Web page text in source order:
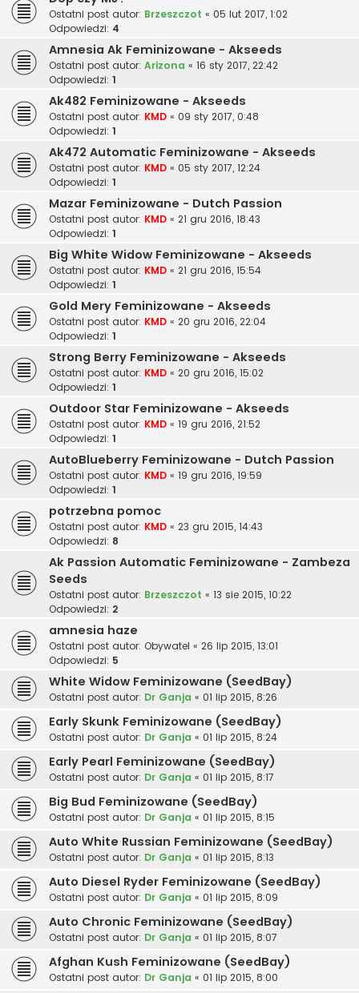
Ostatni post autor: Brzeszczot « 05 lut 2017, 1:02
Odpowiedzi: 4
Amnesia Ak Feminizowane - Akseeds
Ostatni post autor: Arizona « 16 sty 2017, 22:42
Odpowiedzi: 1
Ak482 Feminizowane - Akseeds
Ostatni post autor: KMD « 09 sty 2017, 0:48
Odpowiedzi: 1
Ak472 Automatic Feminizowane - Akseeds
Ostatni post autor: KMD « 05 sty 2017, 12:24
Odpowiedzi: 1
Mazar Feminizowane - Dutch Passion
Ostatni post autor: KMD « 21 gru 2016, 18:43
Odpowiedzi: 1
Big White Widow Feminizowane - Akseeds
Ostatni post autor: KMD « 21 gru 2016, 15:54
Odpowiedzi: 1
Gold Mery Feminizowane - Akseeds
Ostatni post autor: KMD « 20 gru 2016, 22:04
Odpowiedzi: 1
Strong Berry Feminizowane - Akseeds
Ostatni post autor: KMD « 20 gru 2016, 15:02
Odpowiedzi: 1
Outdoor Star Feminizowane - Akseeds
Ostatni post autor: KMD « 19 gru 2016, 21:52
Odpowiedzi: 1
AutoBlueberry Feminizowane - Dutch Passion
Ostatni post autor: KMD « 19 gru 2016, 19:59
Odpowiedzi: 1
potrzebna pomoc
Ostatni post autor: KMD « 23 gru 2015, 14:43
Odpowiedzi: 8
Ak Passion Automatic Feminizowane - Zambeza
Seeds
Ostatni post autor: Brzeszczot « 13 sie 2015, 10:22
Odpowiedzi: 2
amnesia haze
Ostatni post autor: Obywatel « 26 lip 2015, 13:01
Odpowiedzi: 5
White Widow Feminizowane (SeedBay)
Ostatni post autor: Dr Ganja « 01 lip 2015, 8:26
Early Skunk Feminizowane (SeedBay)
Ostatni post autor: Dr Ganja « 01 lip 2015, 8:24
Early Pearl Feminizowane (SeedBay)
Ostatni post autor: Dr Ganja « 01 lip 2015, 8:17
Big Bud Feminizowane (SeedBay)
Ostatni post autor: Dr Ganja « 01 lip 2015, 8:15
Auto White Russian Feminizowane (SeedBay)
Ostatni post autor: Dr Ganja « 01 lip 2015, 8:13
Auto Diesel Ryder Feminizowane (SeedBay)
Ostatni post autor: Dr Ganja « 01 lip 2015, 8:09
Auto Chronic Feminizowane (SeedBay)
Ostatni post autor: Dr Ganja « 01 lip 2015, 8:07
Afghan Kush Feminizowane (SeedBay)
Ostatni post autor: Dr Ganja « 01 lip 2015, 8:00